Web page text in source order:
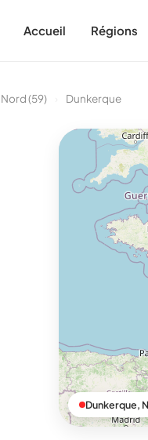
Accueil Régions
Nord (59) Dunkerque
Dunkerque,